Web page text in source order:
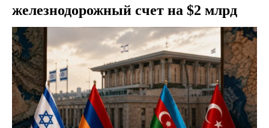
железнодорожный счет на $2 млрд